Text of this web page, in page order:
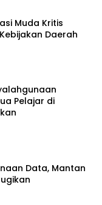
Muda Kritis
Daerah
Pelajar di
Data, Mantan